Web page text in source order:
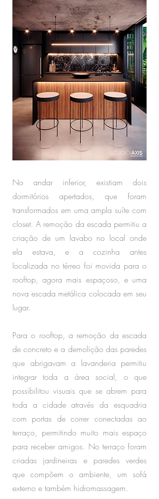
No andar inferior, existiam dois
dormitórios apertados, que foram
transformados em uma ampla suíte com
closet. A remoção da escada permitiu a
criação de um lavabo no local onde
ela estava, e a cozinha antes
localizada no térreo foi movida para o
rooftop, agora mais espaçoso, e uma
nova escada metálica colocada em seu
lugar.
Para o rooftop, a remoção da escada
de concreto e a demolição das paredes
que abrigavam a lavanderia permitiu
integrar toda a área social, o que
possibilitou visuais que se abrem para
toda a cidade através da esquadria
com portas de correr conectadas ao
terraço, permitindo muito mais espaço
para receber amigos. No terraço foram
criadas jardineiras e paredes verdes
que compõem o ambiente, um sofá
externo e também hidromassagem.